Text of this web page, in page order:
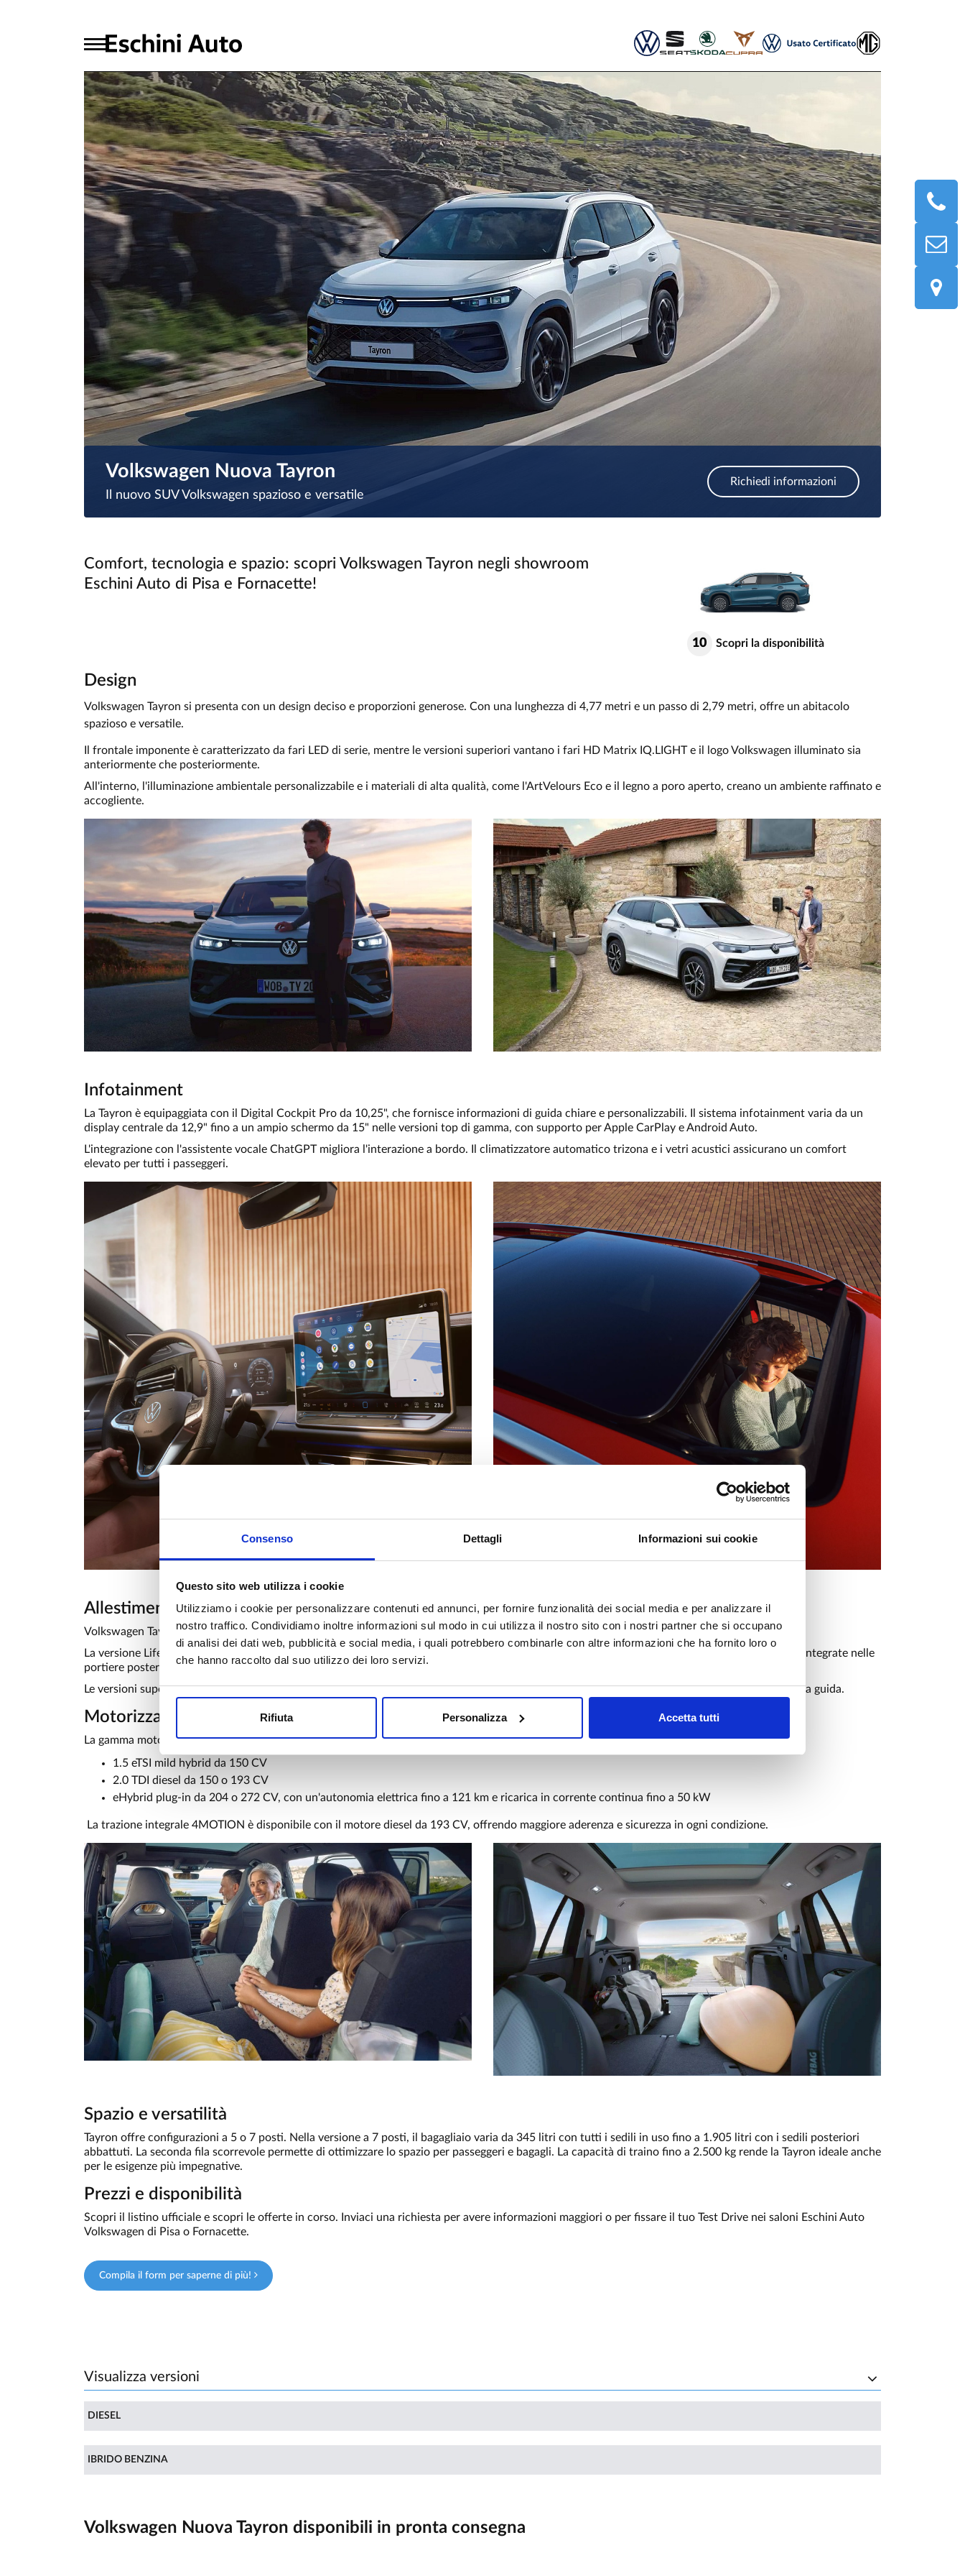
Consenso Dettagli Informazioni sui cookie
Questo sito web utilizza i cookie
Utilizziamo i cookie per personalizzare contenuti ed annunci, per fornire funzionalità dei social media e per analizzare il
nostro traffico. Condividiamo inoltre informazioni sul modo in cui utilizza il nostro sito con i nostri partner che si occupano
di analisi dei dati web, pubblicità e social media, i quali potrebbero combinarle con altre informazioni che ha fornito loro o
che hanno raccolto dal suo utilizzo dei loro servizi.
Rifiuta Personalizza Accetta tutti
Volkswagen Nuova Tayron
Il nuovo SUV Volkswagen spazioso e versatile
Richiedi informazioni
Comfort, tecnologia e spazio: scopri Volkswagen Tayron negli showroom
Eschini Auto di Pisa e Fornacette!
10 Scopri la disponibilità
Design
Volkswagen Tayron si presenta con un design deciso e proporzioni generose. Con una lunghezza di 4,77 metri e un passo di 2,79 metri, offre un abitacolo
spazioso e versatile.
Il frontale imponente è caratterizzato da fari LED di serie, mentre le versioni superiori vantano i fari HD Matrix IQ.LIGHT e il logo Volkswagen illuminato sia
anteriormente che posteriormente.
All'interno, l'illuminazione ambientale personalizzabile e i materiali di alta qualità, come l'ArtVelours Eco e il legno a poro aperto, creano un ambiente raffinato e
accogliente.
Infotainment
La Tayron è equipaggiata con il Digital Cockpit Pro da 10,25", che fornisce informazioni di guida chiare e personalizzabili. Il sistema infotainment varia da un
display centrale da 12,9" fino a un ampio schermo da 15" nelle versioni top di gamma, con supporto per Apple CarPlay e Android Auto.
L'integrazione con l'assistente vocale ChatGPT migliora l'interazione a bordo. Il climatizzatore automatico trizona e i vetri acustici assicurano un comfort
elevato per tutti i passeggeri.
Allestimenti
Volkswagen Tayron è disponibile in cinque allestimenti: Life, Edition Plus, Elegance, R-Line e R-Line Plus.
La versione Life offre di serie cerchi in lega da 18", luci full LED, avviamento keyless, cruise control adattivo, Park Assist Plus e tendine parasole integrate nelle
portiere posteriori.
Le versioni superiori aggiungono dettagli estetici sportivi, sedili ergoActive Plus con funzione massaggiante e ulteriori tecnologie di assistenza alla guida.
Motorizzazioni
La gamma motori della Tayron comprende:
1.5 eTSI mild hybrid da 150 CV
2.0 TDI diesel da 150 o 193 CV
eHybrid plug-in da 204 o 272 CV, con un'autonomia elettrica fino a 121 km e ricarica in corrente continua fino a 50 kW
La trazione integrale 4MOTION è disponibile con il motore diesel da 193 CV, offrendo maggiore aderenza e sicurezza in ogni condizione.
Spazio e versatilità
Tayron offre configurazioni a 5 o 7 posti. Nella versione a 7 posti, il bagagliaio varia da 345 litri con tutti i sedili in uso fino a 1.905 litri con i sedili posteriori
abbattuti. La seconda fila scorrevole permette di ottimizzare lo spazio per passeggeri e bagagli. La capacità di traino fino a 2.500 kg rende la Tayron ideale anche
per le esigenze più impegnative.
Prezzi e disponibilità
Scopri il listino ufficiale e scopri le offerte in corso. Inviaci una richiesta per avere informazioni maggiori o per fissare il tuo Test Drive nei saloni Eschini Auto
Volkswagen di Pisa o Fornacette.
Compila il form per saperne di più!
Visualizza versioni
DIESEL
IBRIDO BENZINA
Volkswagen Nuova Tayron disponibili in pronta consegna